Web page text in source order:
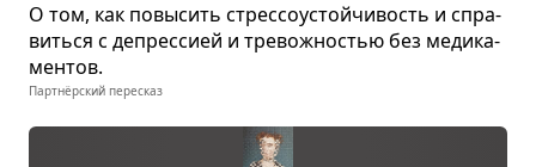
О том, как повы­сить стрес­со­устой­чи­вость и спра­
виться с депрес­сией и тре­вож­но­стью без меди­ка­
мен­тов.
Партнёрский пересказ